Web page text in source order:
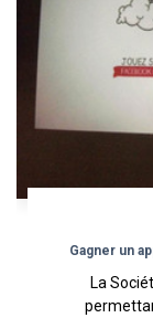
Gagner un
La